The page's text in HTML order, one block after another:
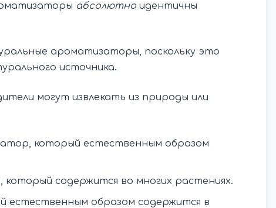
абсолютно идентичны
ароматизаторы, поскольку это
источника.
могут извлекать из природы или
который естественным образом
содержится во многих растениях.
естественным образом содержится в